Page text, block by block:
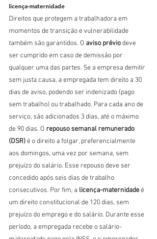
licença-maternidade
Direitos que protegem a trabalhadora em
momentos de transição e vulnerabilidade
também são garantidos. O aviso prévio deve
ser cumprido em caso de demissão por
qualquer uma das partes. Se a empresa demitir
sem justa causa, a empregada tem direito a 30
dias de aviso, podendo ser indenizado (pago
sem trabalho) ou trabalhado. Para cada ano de
serviço, são adicionados 3 dias, até o máximo
de 90 dias. O repouso semanal remunerado
(DSR) é o direito a folgar, preferencialmente
aos domingos, uma vez por semana, sem
prejuízo do salário. Esse repouso deve ser
concedido após seis dias de trabalho
consecutivos. Por fim, a licença-maternidade é
um direito constitucional de 120 dias, sem
prejuízo do emprego e do salário. Durante esse
período, a empregada recebe o salário-